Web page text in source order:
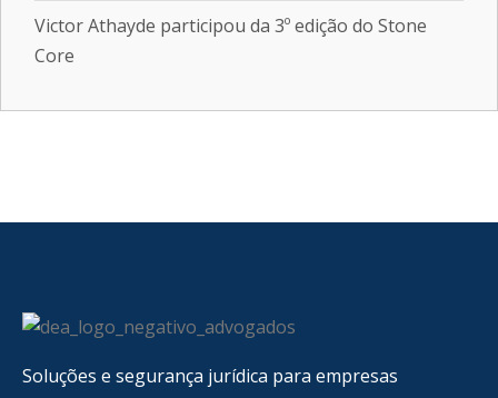
Victor Athayde participou da 3º edição do Stone
Core
Soluções e segurança jurídica para empresas